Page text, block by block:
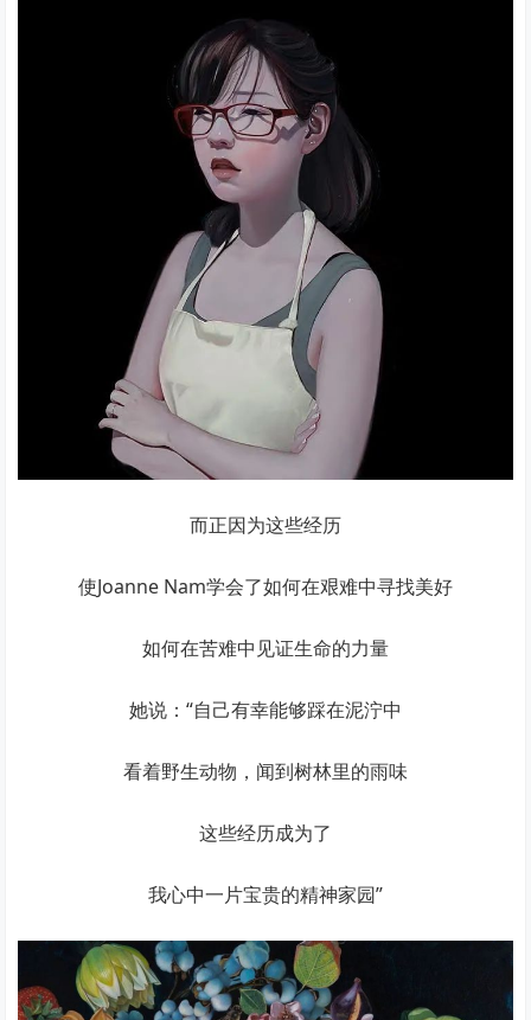
而正因为这些经历
使Joanne Nam学会了如何在艰难中寻找美好
如何在苦难中见证生命的力量
她说：“自己有幸能够踩在泥泞中
看着野生动物，闻到树林里的雨味
这些经历成为了
我心中一片宝贵的精神家园”